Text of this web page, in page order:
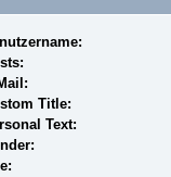
Title:
Text: